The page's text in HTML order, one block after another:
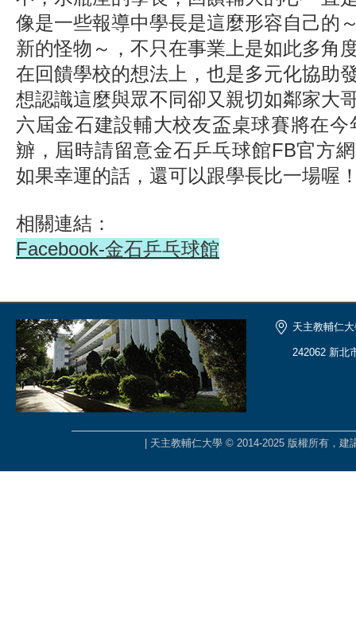
像是一些報導中學長是這麼形容自己的
新的怪物～，不只在事業上是如此多角
在回饋學校的想法上，也是多元化協助
想認識這麼與眾不同卻又親切如鄰家大
六屆金石建設輔大校友盃桌球賽將在今
辧，屆時請留意金石乒乓球館FB官方
如果幸運的話，還可以跟學長比一場喔
相關連結：
Facebook-金石乒乓球館
天主教輔仁
242062 新北
| 天主教輔仁大學 © 2014-2025 版權所有，